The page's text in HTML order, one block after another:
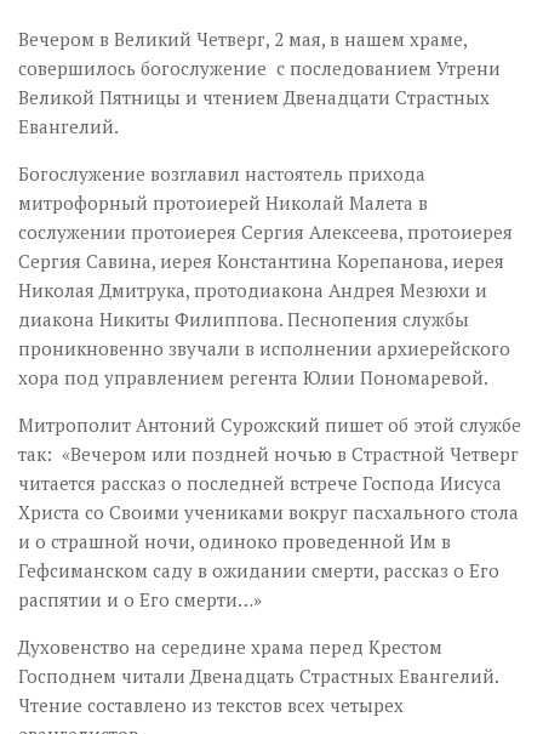
Вечером в Великий Четверг, 2 мая, в нашем храме,
совершилось богослужение с последованием Утрени
Великой Пятницы и чтением Двенадцати Страстных
Евангелий.
Богослужение возглавил настоятель прихода
митрофорный протоиерей Николай Малета в
сослужении протоиерея Сергия Алексеева, протоиерея
Сергия Савина, иерея Константина Корепанова, иерея
Николая Дмитрука, протодиакона Андрея Мезюхи и
диакона Никиты Филиппова. Песнопения службы
проникновенно звучали в исполнении архиерейского
хора под управлением регента Юлии Пономаревой.
Митрополит Антоний Сурожский пишет об этой службе
так: «Вечером или поздней ночью в Страстной Четверг
читается рассказ о последней встрече Господа Иисуса
Христа со Своими учениками вокруг пасхального стола
и о страшной ночи, одиноко проведенной Им в
Гефсиманском саду в ожидании смерти, рассказ о Его
распятии и о Его смерти…»
Духовенство на середине храма перед Крестом
Господнем читали Двенадцать Страстных Евангелий.
Чтение составлено из текстов всех четырех